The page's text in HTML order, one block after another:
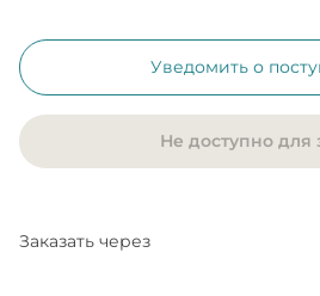
Уведомить о
Не доступно для
Заказать через